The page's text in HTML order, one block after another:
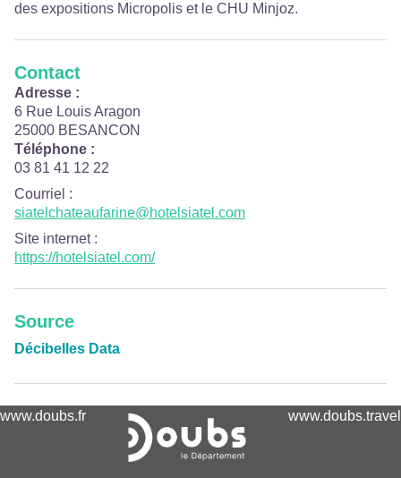
des expositions Micropolis et le CHU Minjoz.
Contact
Adresse :
6 Rue Louis Aragon
25000 BESANCON
Téléphone :
03 81 41 12 22
Courriel :
siatelchateaufarine@hotelsiatel.com
Site internet:
https://hotelsiatel.com/
Source
Décibelles Data
www.doubs.fr www.doubs.travel